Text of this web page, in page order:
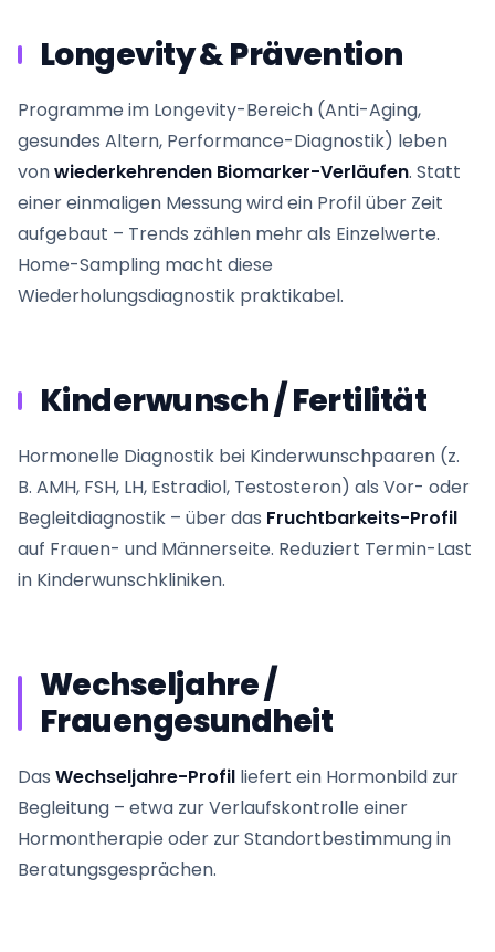
Longevity & Prävention
Programme im Longevity-Bereich (Anti-Aging,
gesundes Altern, Performance-Diagnostik) leben
vonwiederkehrenden Biomarker-Verläufen. Statt
einer einmaligen Messung wird ein Profil über Zeit
aufgebaut – Trends zählen mehr als Einzelwerte.
Home-Sampling macht diese
Wiederholungsdiagnostik praktikabel.
Kinderwunsch / Fertilität
Hormonelle Diagnostik bei Kinderwunschpaaren (z.
B. AMH, FSH, LH, Estradiol, Testosteron) als Vor- oder
Begleitdiagnostik – über das Fruchtbarkeits-Profil
auf Frauen- und Männerseite. Reduziert Termin-Last
in Kinderwunschkliniken.
Wechseljahre /
Frauengesundheit
Das Wechseljahre-Profil liefert ein Hormonbild zur
Begleitung – etwa zur Verlaufskontrolle einer
Hormontherapie oder zur Standortbestimmung in
Beratungsgesprächen.